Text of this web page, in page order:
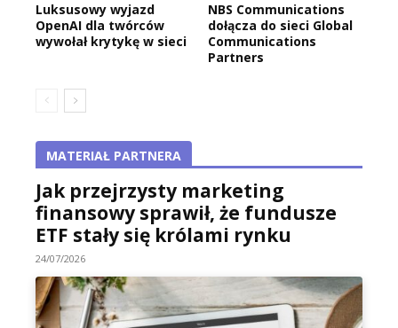
Luksusowy wyjazd
OpenAI dla twórców
wywołał krytykę w sieci
NBS Communications
dołącza do sieci Global
Communications
Partners
MATERIAŁ PARTNERA
Jak przejrzysty marketing
finansowy sprawił, że fundusze
ETF stały się królami rynku
24/07/2026